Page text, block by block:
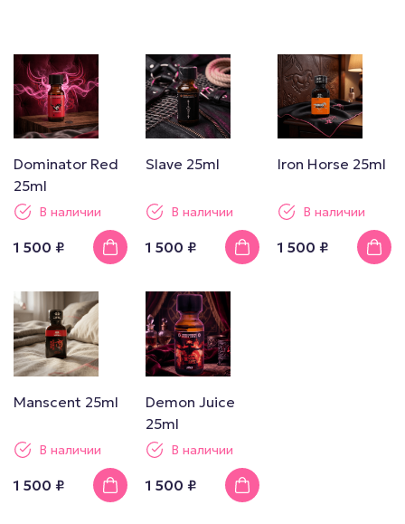
Dominator Red
25ml
В наличии
1 500 ₽
Slave 25ml
В наличии
1 500 ₽
Iron Horse 25ml
В наличии
1 500 ₽
Manscent 25ml
В наличии
1 500 ₽
Demon Juice
25ml
В наличии
1 500 ₽